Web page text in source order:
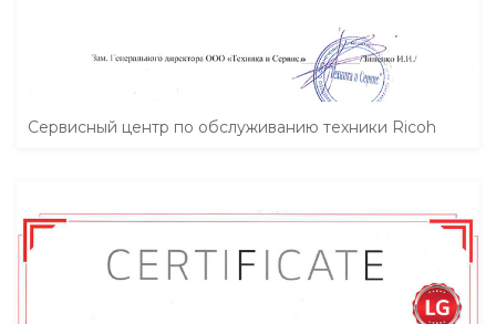
Сервисный центр по обслуживанию техники Ricoh